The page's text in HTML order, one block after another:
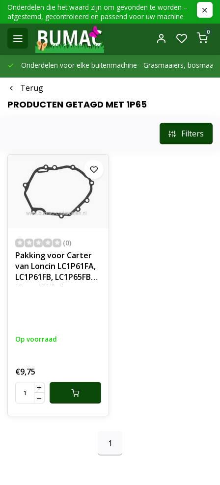
Onderdelen die het waard zijn om gevonden te worden –
afgestemd, gecontroleerd en passend voor uw machine
0
Onderdelen voor elke buitenmachine - Grasmaaiers,
Terug
PRODUCTEN GETAGD MET 1P65
Filters
(0)
Pakking voor Carter
van Loncin LC1P61FA,
LC1P61FB, LC1P65FB
Motor Dichting,
Op voorraad
€9,75
1